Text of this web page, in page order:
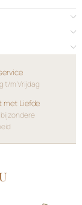
t/m Vrijdag
met Liefde